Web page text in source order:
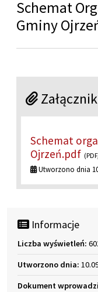
Schemat
Gminy
Schemat
Ojrzeń.pdf
Utworzono dnia
Informacje
Liczba wyświetleń:
Utworzono dnia:
Dokument